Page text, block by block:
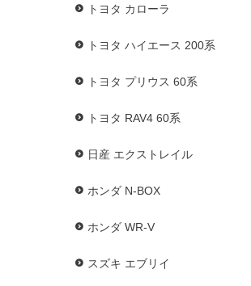
トヨタ カローラ
トヨタ ハイエース 200系
トヨタ プリウス 60系
トヨタ RAV4 60系
日産 エクストレイル
ホンダ N-BOX
ホンダ WR-V
スズキ エブリイ